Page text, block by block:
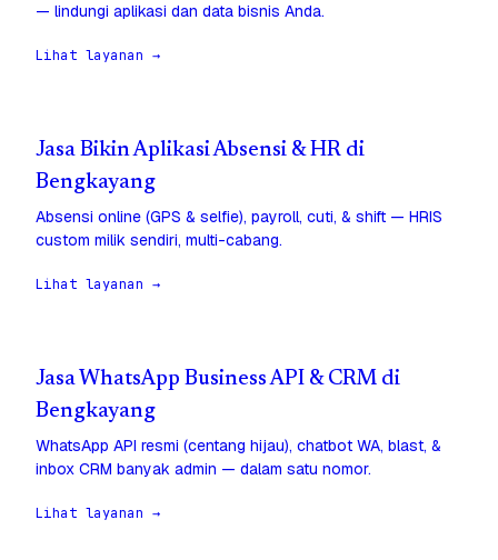
— lindungi aplikasi dan data bisnis Anda.
Lihat layanan →
Jasa Bikin Aplikasi Absensi & HR di
Bengkayang
Absensi online (GPS & selfie), payroll, cuti, & shift — HRIS
custom milik sendiri, multi-cabang.
Lihat layanan →
Jasa WhatsApp Business API & CRM di
Bengkayang
WhatsApp API resmi (centang hijau), chatbot WA, blast, &
inbox CRM banyak admin — dalam satu nomor.
Lihat layanan →